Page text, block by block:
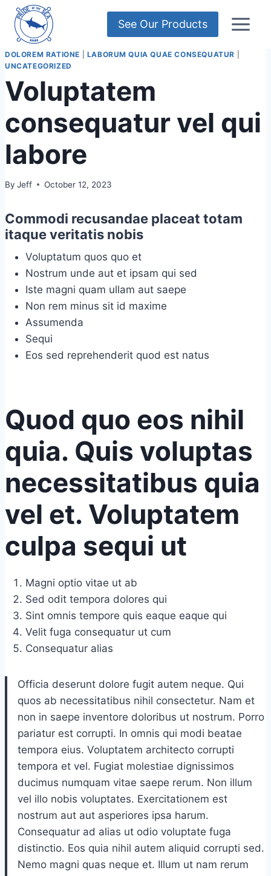
Skip
content
See Our Products
DOLOREM RATIONE LABORUM QUIA QUAE CONSEQUATUR
UNCATEGORIZED
Voluptatem
consequatur vel qui
labore
By Jeff October 12, 2023
Commodi recusandae placeat totam
itaque veritatis nobis
Voluptatum quos quo et
Nostrum unde aut et ipsam qui sed
Iste magni quam ullam aut saepe
Non rem minus sit id maxime
Assumenda
Sequi
Eos sed reprehenderit quod est natus
Quod quo eos nihil
quia. Quis voluptas
necessitatibus quia
vel et. Voluptatem
culpa sequi ut
Magni optio vitae ut ab
Sed odit tempora dolores qui
Sint omnis tempore quis eaque eaque qui
Velit fuga consequatur ut cum
Consequatur alias
Officia deserunt dolore fugit autem neque. Qui
quos ab necessitatibus nihil consectetur. Nam et
non in saepe inventore doloribus ut nostrum. Porro
pariatur est corrupti. In omnis qui modi beatae
tempora eius. Voluptatem architecto corrupti
tempora et vel. Fugiat molestiae dignissimos
ducimus numquam vitae saepe rerum. Non illum
vel illo nobis voluptates. Exercitationem est
nostrum aut aut asperiores ipsa harum.
Consequatur ad alias ut odio voluptate fuga
distinctio. Eos quia nihil autem aliquid corrupti sed.
Nemo magni quas neque et. Illum ut nam rerum